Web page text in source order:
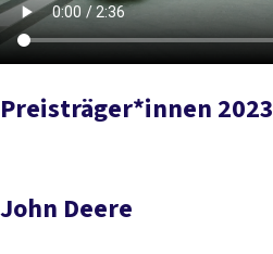
Preisträger*innen 2023
John Deere